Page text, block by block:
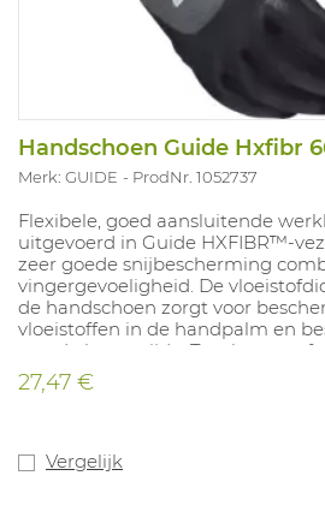
Handschoen Guide Hxfibr
Merk: GUIDE ProdNr. 1052737
Flexibele, goed aansluitende
uitgevoerd in Guide HXFIBR™-
zeer goede snijbescherming
vingergevoeligheid. De
de handschoen zorgt voor
vloeistoffen in de handpalm en
aan de bovenzijde. Touchscreen
versterking bij de duim en de
voor contacthitte tot 100°C
contact met alle soorten
27,47 €
Vergelijk